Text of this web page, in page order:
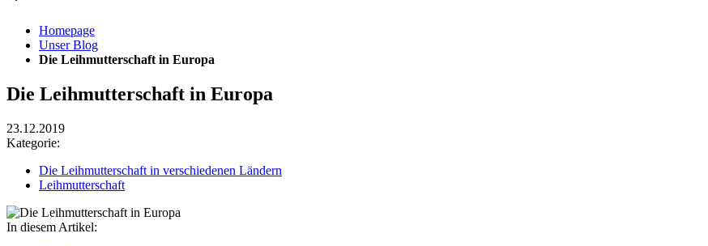
Homepage
Unser Blog
Die Leihmutterschaft in Europa
Die Leihmutterschaft in Europa
23.12.2019
Kategorie:
Die Leihmutterschaft in verschiedenen Ländern
Leihmutterschaft
In diesem Artikel: